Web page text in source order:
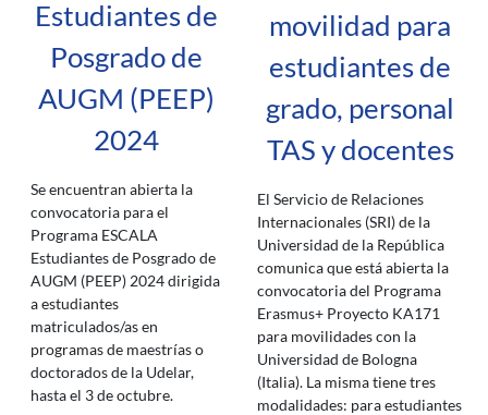
Estudiantes de
Posgrado de
AUGM (PEEP)
2024
Se encuentran abierta la
convocatoria para el
Programa ESCALA
Estudiantes de Posgrado de
AUGM (PEEP) 2024 dirigida
a estudiantes
matriculados/as en
programas de maestrías o
doctorados de la Udelar,
hasta el 3 de octubre.
movilidad para
estudiantes de
grado, personal
TAS y docentes
El Servicio de Relaciones
Internacionales (SRI) de la
Universidad de la República
comunica que está abierta la
convocatoria del Programa
Erasmus+ Proyecto KA171
para movilidades con la
Universidad de Bologna
(Italia). La misma tiene tres
modalidades: para estudiantes